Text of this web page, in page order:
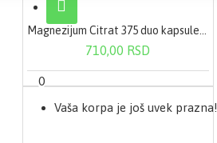
0 proizvod(a) - 0,00 RSD
0
Vaša korpa je još uvek prazna!
710,00 RSD